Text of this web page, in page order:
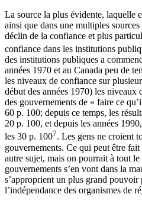
La source la plus évidente, laquelle
ainsi que dans une multiples
déclin de la confiance et plus
confiance dans les institutions
des institutions publiques a
années 1970 et au Canada peu de
les niveaux de confiance sur
début des années 1970) les niveaux
des gouvernements de « faire ce
60 p. 100; depuis ce temps, les
20 p. 100, et depuis les années
les 30 p. 1007. Les gens ne croient
gouvernements. Ce qui peut être
autre sujet, mais on pourrait à tout
gouvernements s’en vont dans la
s’approprient un plus grand
l’indépendance des organismes de